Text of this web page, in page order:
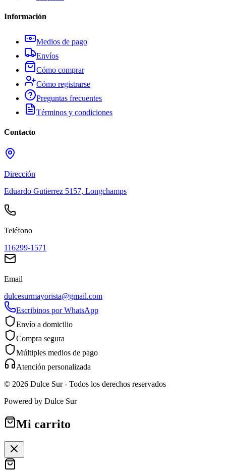
Información
Medios de pago
Envíos
Cómo comprar
Cómo registrarse
Preguntas frecuentes
Términos y condiciones
Contacto
Dirección
Eduardo Gutierrez 5157, Longchamps
Teléfono
116299-1571
Email
dulcesurmayorista@gmail.com
Escribinos por WhatsApp
Envío a domicilio
Compra segura
Múltiples medios de pago
Atención personalizada
© 2026 Dulce Sur- Todos los derechos reservados
Powered by Dulce Sur
Mi carrito